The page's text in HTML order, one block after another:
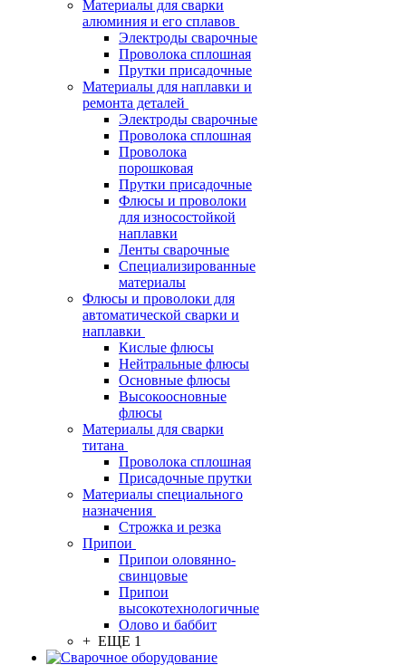
Материалы для сварки
алюминия и его сплавов
Электроды сварочные
Проволока сплошная
Прутки присадочные
Материалы для наплавки и
ремонта деталей
Электроды сварочные
Проволока сплошная
Проволока
порошковая
Прутки присадочные
Флюсы и проволоки
для износостойкой
наплавки
Ленты сварочные
Специализированные
материалы
Флюсы и проволоки для
автоматической сварки и
наплавки
Кислые флюсы
Нейтральные флюсы
Основные флюсы
Высокоосновные
флюсы
Материалы для сварки
титана
Проволока сплошная
Присадочные прутки
Материалы специального
назначения
Строжка и резка
Припои
Припои оловянно-
свинцовые
Припои
высокотехнологичные
Олово и баббит
+ ЕЩЕ 1